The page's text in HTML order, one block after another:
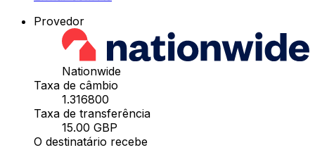
Provedor
Nationwide
Taxa de câmbio
1.316800
Taxa de transferência
15.00 GBP
O destinatário recebe